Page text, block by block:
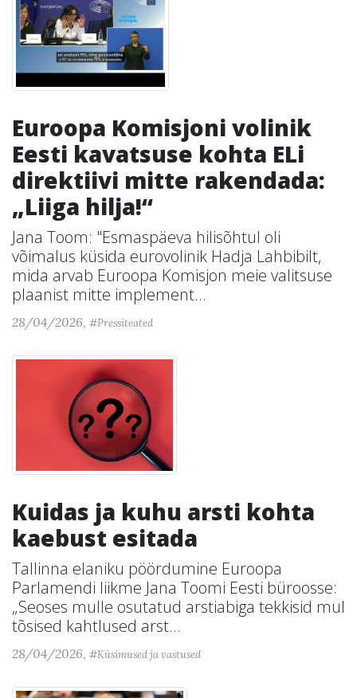
Euroopa Komisjoni volinik
Eesti kavatsuse kohta ELi
direktiivi mitte rakendada:
„Liiga hilja!“
Jana Toom: "Esmaspäeva hilisõhtul oli
võimalus küsida eurovolinik Hadja Lahbibilt,
mida arvab Euroopa Komisjon meie valitsuse
plaanist mitte implement...
28/04/2026, #Pressiteated
Kuidas ja kuhu arsti kohta
kaebust esitada
Tallinna elaniku pöördumine Euroopa
Parlamendi liikme Jana Toomi Eesti büroosse:
„Seoses mulle osutatud arstiabiga tekkisid mul
tõsised kahtlused arst...
28/04/2026, #Küsimused ja vastused